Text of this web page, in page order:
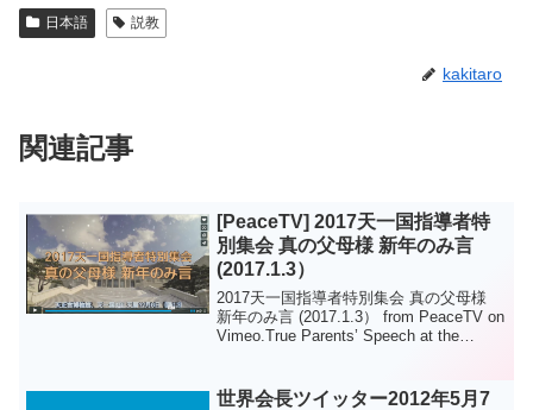
日本語 説教
kakitaro
関連記事
[PeaceTV] 2017天一国指導者特
別集会 真の父母様 新年のみ言
(2017.1.3）
2017天一国指導者特別集会 真の父母様
新年のみ言 (2017.1.3） from PeaceTV on
Vimeo.True Parents’ Speech at the
世界会長ツイッター2012年5月7